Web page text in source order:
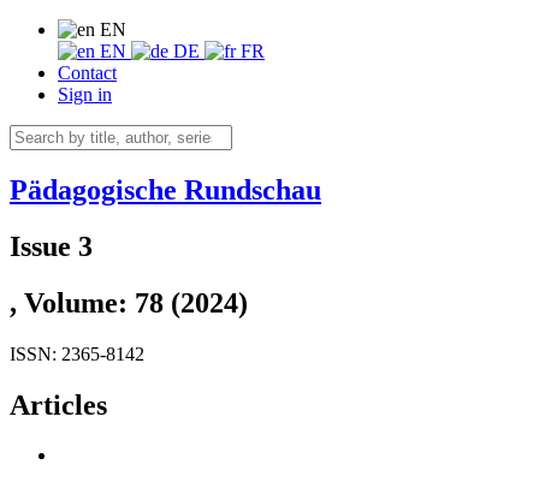
EN
EN
DE
FR
Contact
Sign in
Pädagogische Rundschau
Issue 3
, Volume: 78 (2024)
ISSN: 2365-8142
Articles